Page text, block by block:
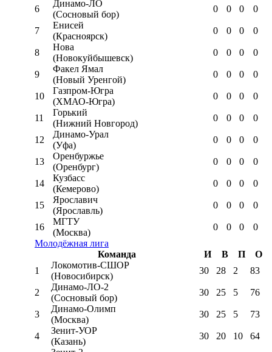
6
Динамо-ЛО
(Сосновый бор)
0 0 0 0
7
Енисей
(Красноярск)
0 0 0 0
8
Нова
(Новокуйбышевск)
0 0 0 0
9
Факел Ямал
(Новый Уренгой)
0 0 0 0
10
Газпром-Югра
(ХМАО-Югра)
0 0 0 0
11
Горький
(Нижний Новгород)
0 0 0 0
12
Динамо-Урал
(Уфа)
0 0 0 0
13
Оренбуржье
(Оренбург)
0 0 0 0
14
Кузбасс
(Кемерово)
0 0 0 0
15
Ярославич
(Ярославль)
0 0 0 0
16
МГТУ
(Москва)
0 0 0
0
Молодёжная лига
Команда
И В П
О
1
Локомотив-CШОР
(Новосибирск)
30 28 2 83
2
Динамо-ЛО-2
(Сосновый бор)
30 25 5 76
3
Динамо-Олимп
(Москва)
30 25 5 73
4
Зенит-УОР
(Казань)
30 20 10 64